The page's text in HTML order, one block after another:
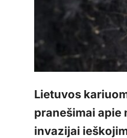
Lietuvos
pranešimai apie
invazijai